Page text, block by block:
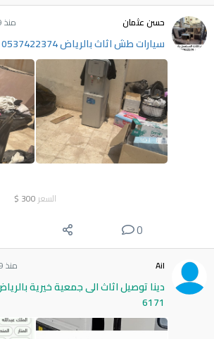
حسن عثمان منذ 9 ساعات
سيارات طش اثاث بالرياض 0537422374 قديم تالف
السعر 300
$
0
Ail منذ 9 ساعات
6171